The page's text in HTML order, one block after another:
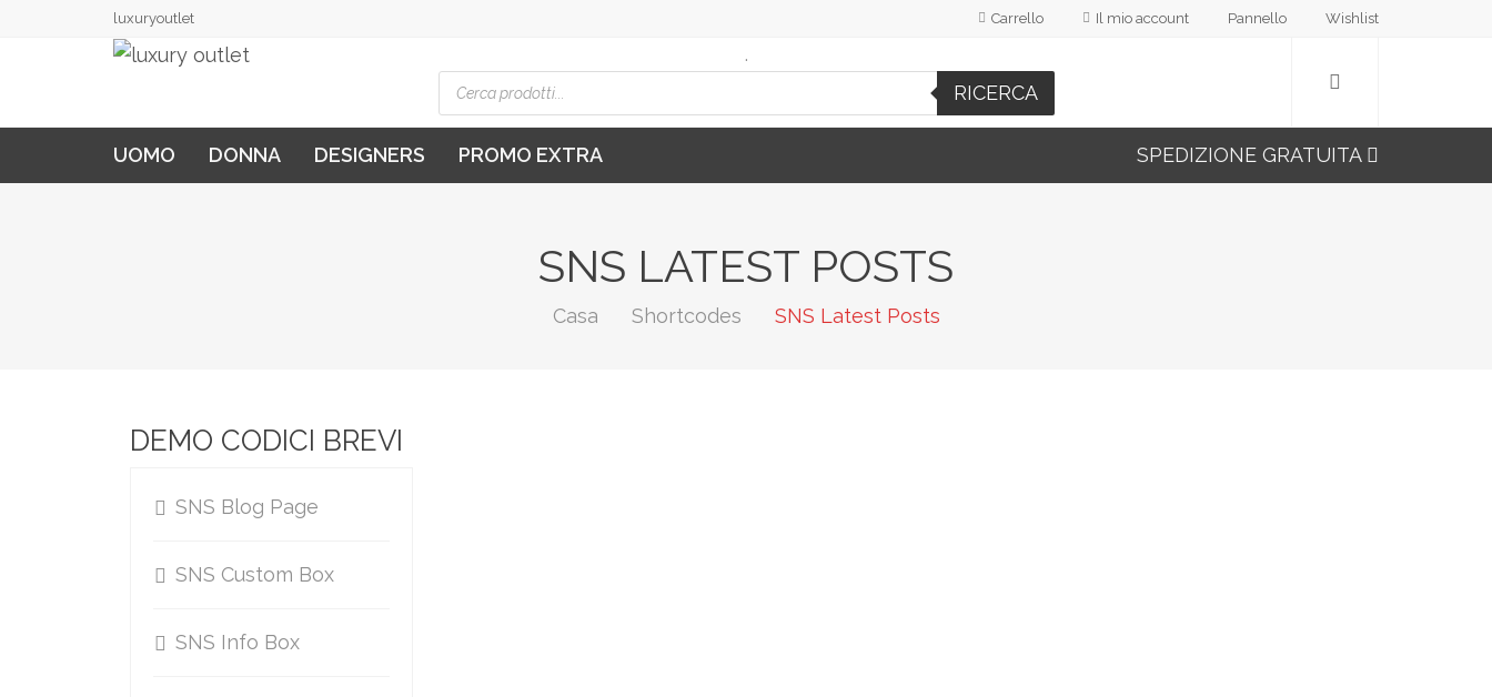
luxuryoutlet Carrello Il mio account Pannello Wishlist
.
Products
search
RICERCA
UOMO DONNA DESIGNERS PROMO EXTRA SPEDIZIONE GRATUITA
SNS LATEST POSTS
Casa Shortcodes SNS Latest Posts
DEMO CODICI BREVI
SNS Blog Page
SNS Custom Box
SNS Info Box